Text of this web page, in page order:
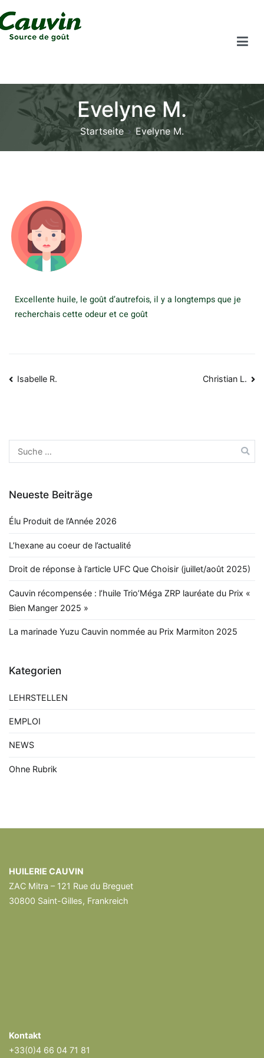
Evelyne M.
Startseite Evelyne M.
Excellente huile, le goût d’autrefois, il y a longtemps que je
recherchais cette odeur et ce goût
Isabelle R. Christian L.
Neueste Beiträge
Élu Produit de l’Année 2026
L’hexane au coeur de l’actualité
Droit de réponse à l’article UFC Que Choisir (juillet/août 2025)
Cauvin récompensée : l’huile Trio’Méga ZRP lauréate du Prix «
Bien Manger 2025 »
La marinade Yuzu Cauvin nommée au Prix Marmiton 2025
Kategorien
LEHRSTELLEN
EMPLOI
NEWS
Ohne Rubrik
HUILERIE CAUVIN
ZAC Mitra – 121 Rue du Breguet
30800 Saint-Gilles, Frankreich
Kontakt
+33(0)4 66 04 71 81